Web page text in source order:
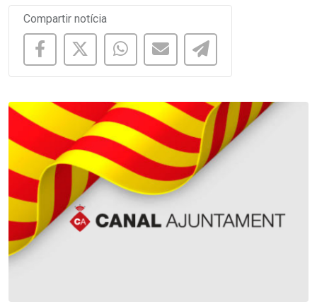
Compartir notícia